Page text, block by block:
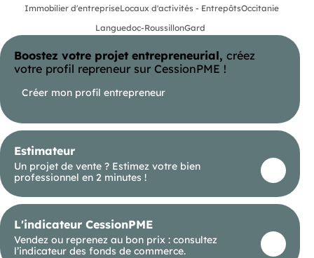
A l'étage 45 m² pouvant être transformé en
habitation.
La parcelle est situé dans une zone mixte, il est
possible de transformer le local en logements.
Immobilier d'entrepriseLocaux d'activités - EntrepôtsOccitanie
Languedoc-RoussillonGard
Boostez votre projet entrepreneurial, créez
votre profil repreneur sur CessionPME !
Créer mon profil entrepreneur
Estimateur
Un projet de vente ? Estimez votre bien
professionnel en 2 minutes !
L'indicateur CessionPME
Vendez ou reprenez au bon prix : consultez
l’indicateur des fonds de commerce.